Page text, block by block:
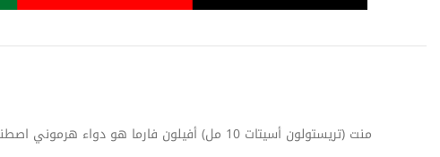
منت (تريستولون أسيتات 10 مل) أفيلون فارما هو دواء هرموني اصطناعي مشتق من هرمون التستوستيرون. يستخدمه كمال الأجسام لزيادة كتلة العضلات والقوة.